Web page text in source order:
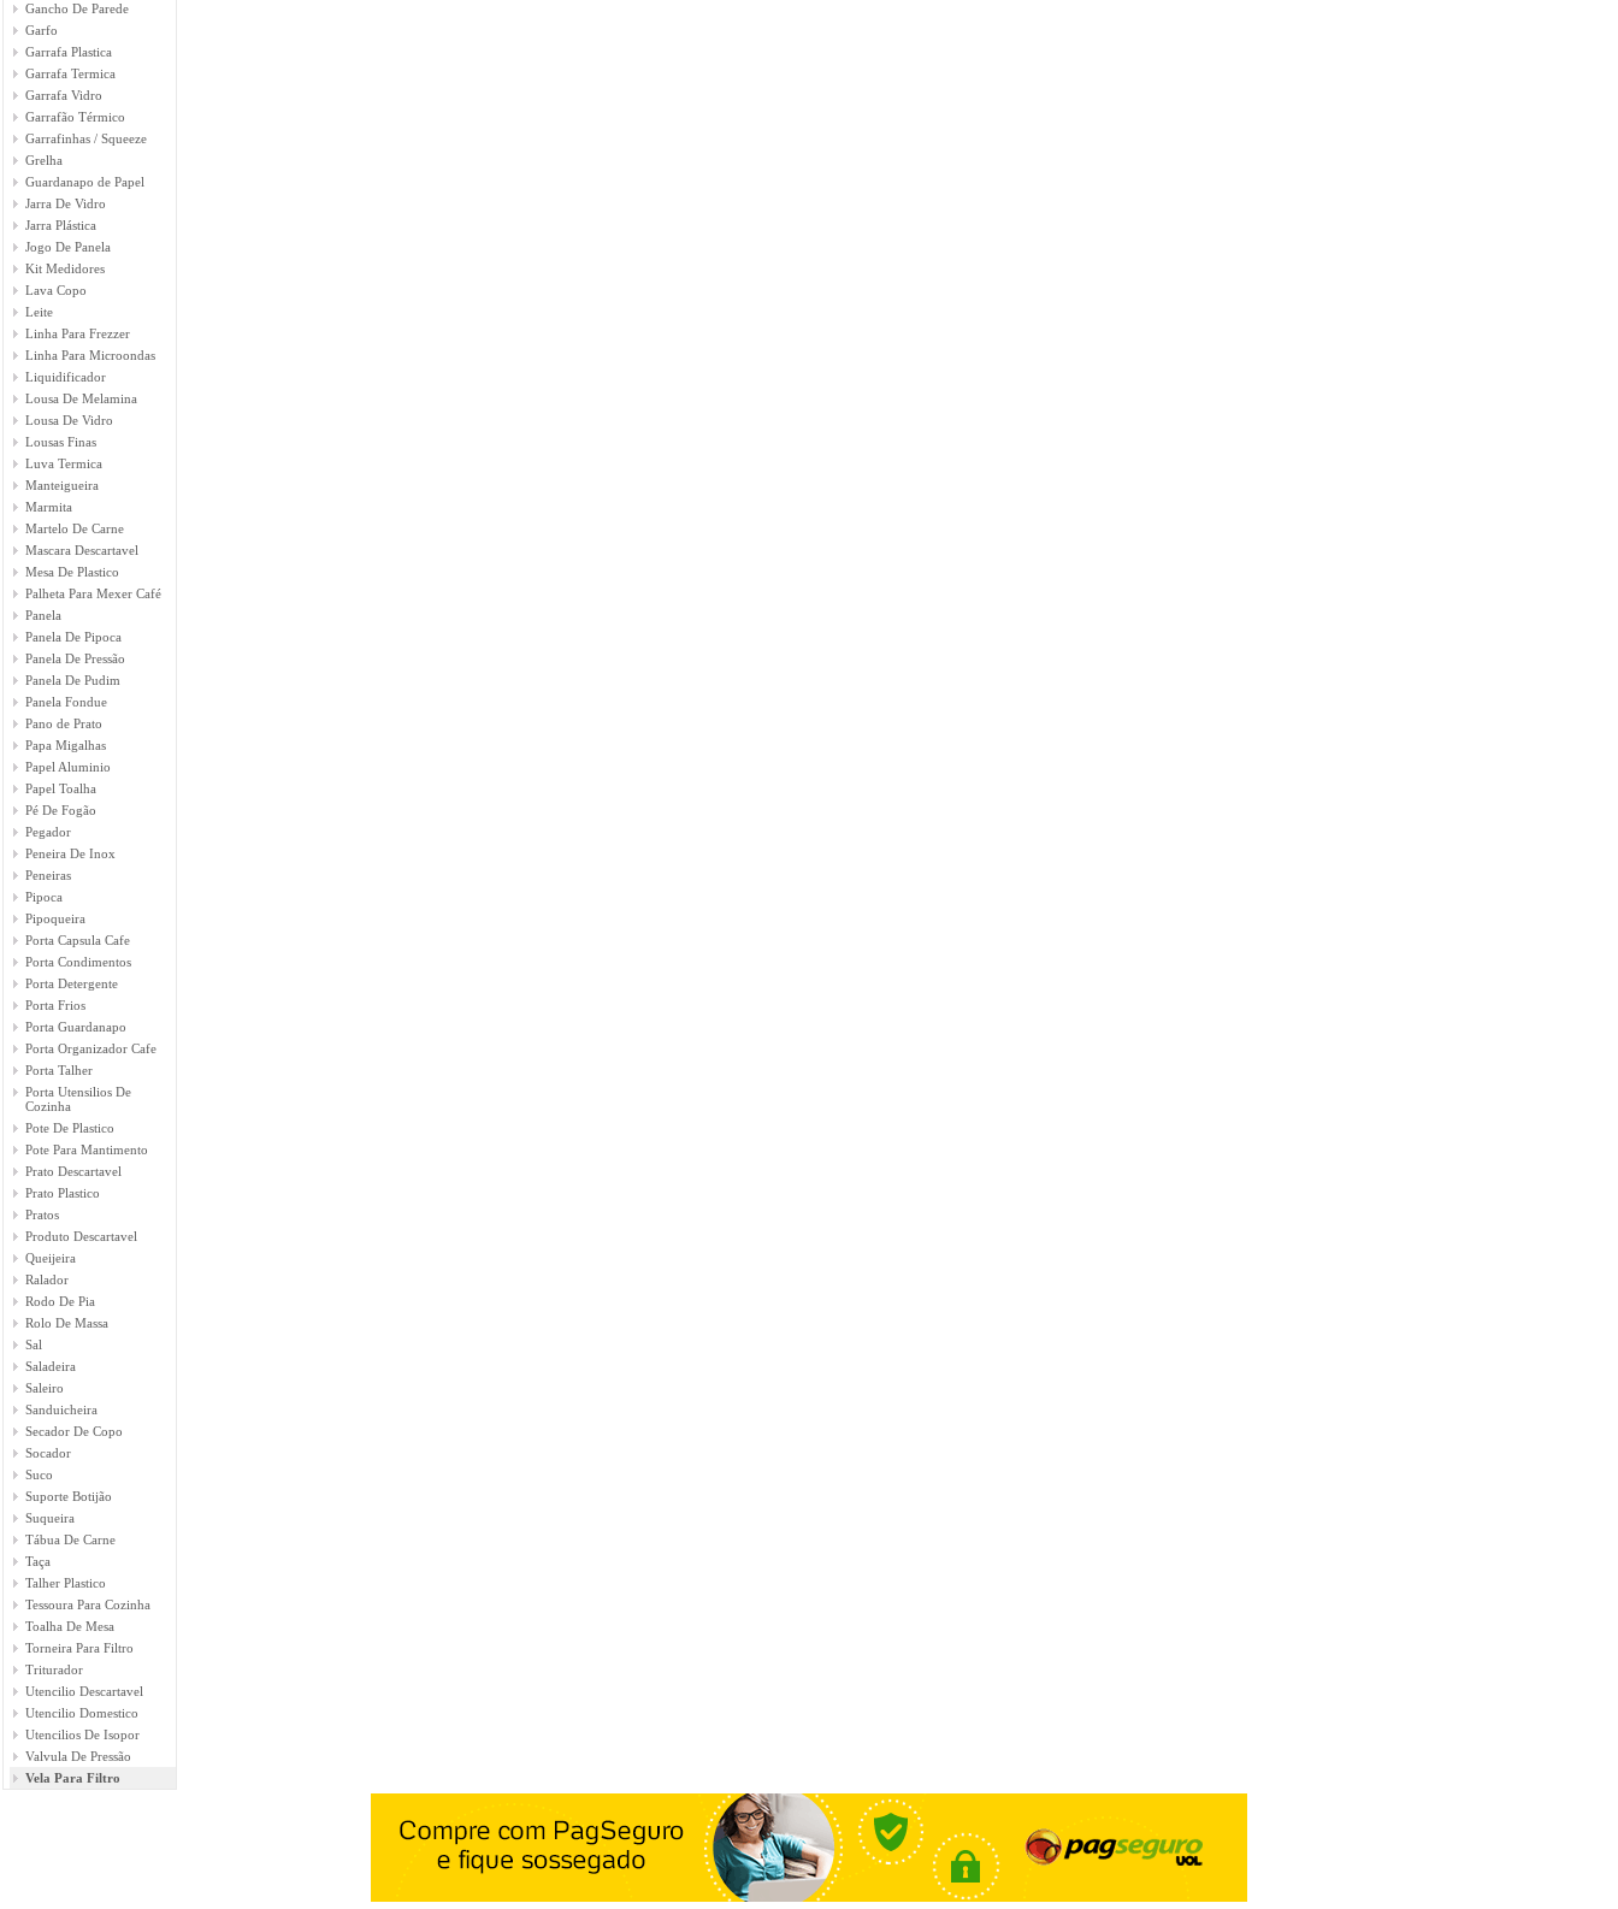
Gancho De Parede
Garfo
Garrafa Plastica
Garrafa Termica
Garrafa Vidro
Garrafão Térmico
Garrafinhas / Squeeze
Grelha
Guardanapo de Papel
Jarra De Vidro
Jarra Plástica
Jogo De Panela
Kit Medidores
Lava Copo
Leite
Linha Para Frezzer
Linha Para Microondas
Liquidificador
Lousa De Melamina
Lousa De Vidro
Lousas Finas
Luva Termica
Manteigueira
Marmita
Martelo De Carne
Mascara Descartavel
Mesa De Plastico
Palheta Para Mexer Café
Panela
Panela De Pipoca
Panela De Pressão
Panela De Pudim
Panela Fondue
Pano de Prato
Papa Migalhas
Papel Aluminio
Papel Toalha
Pé De Fogão
Pegador
Peneira De Inox
Peneiras
Pipoca
Pipoqueira
Porta Capsula Cafe
Porta Condimentos
Porta Detergente
Porta Frios
Porta Guardanapo
Porta Organizador Cafe
Porta Talher
Porta Utensilios De
Cozinha
Pote De Plastico
Pote Para Mantimento
Prato Descartavel
Prato Plastico
Pratos
Produto Descartavel
Queijeira
Ralador
Rodo De Pia
Rolo De Massa
Sal
Saladeira
Saleiro
Sanduicheira
Secador De Copo
Socador
Suco
Suporte Botijão
Suqueira
Tábua De Carne
Taça
Talher Plastico
Tessoura Para Cozinha
Toalha De Mesa
Torneira Para Filtro
Triturador
Utencilio Descartavel
Utencilio Domestico
Utencilios De Isopor
Valvula De Pressão
Vela Para Filtro